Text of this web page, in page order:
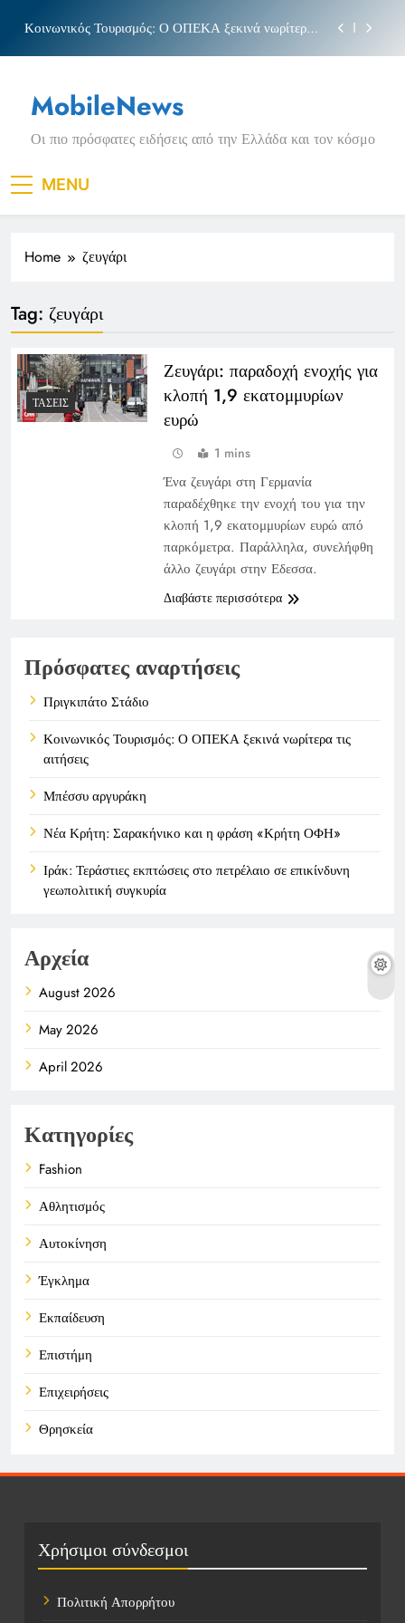
content
Κοινωνικός Τουρισμός: Ο ΟΠΕΚΑ ξεκινά νωρίτερα
Νέα Κρήτη: Σαρακήνικο και η φράση «Κρήτη
ΟΦΗ»
Πριγκιπάτο Στάδιο
Κοινωνικός Τουρισμός: Ο ΟΠΕΚΑ ξεκινά νωρίτερα
τις αιτήσεις
Μπέσσυ αργυράκη
Νέα Κρήτη: Σαρακήνικο και η φράση «Κρήτη
MobileNews
Οι πιο πρόσφατες ειδήσεις από την Ελλάδα και τον κόσμο
MENU
Home ζευγάρι
Tag: ζευγάρι
ΤΆΣΕΙΣ
Ζευγάρι: παραδοχή ενοχής για
κλοπή 1,9 εκατομμυρίων
ευρώ
1 mins
Ένα ζευγάρι στη Γερμανία
παραδέχθηκε την ενοχή του για την
κλοπή 1,9 εκατομμυρίων ευρώ από
παρκόμετρα. Παράλληλα, συνελήφθη
άλλο ζευγάρι στην Εδεσσα.
Διαβάστε περισσότερα
Πρόσφατες αναρτήσεις
Πριγκιπάτο Στάδιο
Κοινωνικός Τουρισμός: Ο ΟΠΕΚΑ ξεκινά νωρίτερα τις
αιτήσεις
Μπέσσυ αργυράκη
Νέα Κρήτη: Σαρακήνικο και η φράση «Κρήτη ΟΦΗ»
Ιράκ: Τεράστιες εκπτώσεις στο πετρέλαιο σε επικίνδυνη
γεωπολιτική συγκυρία
Αρχεία
August 2026
May 2026
April 2026
Κατηγορίες
Fashion
Αθλητισμός
Αυτοκίνηση
Έγκλημα
Εκπαίδευση
Επιστήμη
Επιχειρήσεις
Θρησκεία
Πολιτική
Χρήσιμοι σύνδεσμοι
Πολιτική Απορρήτου